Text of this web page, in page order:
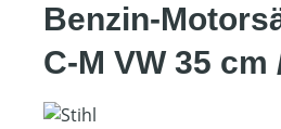
Benzin-
C-M VW 35 cm